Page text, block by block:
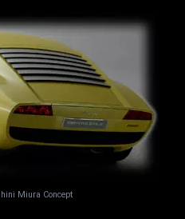
Miura Concept